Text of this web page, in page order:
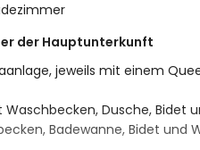
der Hauptunterkunft
jeweils mit einem
Dusche, Bidet
Badewanne, Bidet und